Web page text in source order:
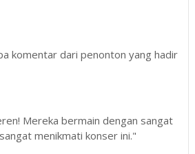
komentar dari penonton yang hadir
Mereka bermain dengan sangat
menikmati konser ini."